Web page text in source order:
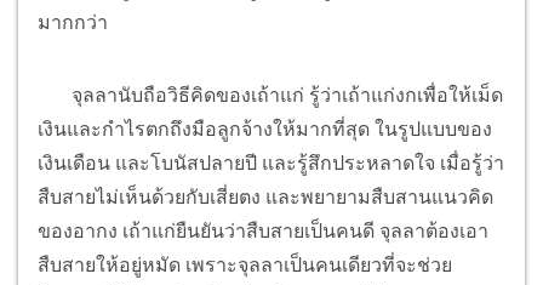
มากกว่า
จุลลานับถือวิธีคิดของเถ้าแก่ รู้ว่าเถ้าแก่งกเพื่อให้เม็ด
เงินและกำไรตกถึงมือลูกจ้างให้มากที่สุด ในรูปแบบของ
เงินเดือน และโบนัสปลายปี และรู้สึกประหลาดใจ เมื่อรู้ว่า
สืบสายไม่เห็นด้วยกับเสี่ยตง และพยายามสืบสานแนวคิด
ของอากง เถ้าแก่ยืนยันว่าสืบสายเป็นคนดี จุลลาต้องเอา
สืบสายให้อยู่หมัด เพราะจุลลาเป็นคนเดียวที่จะช่วย